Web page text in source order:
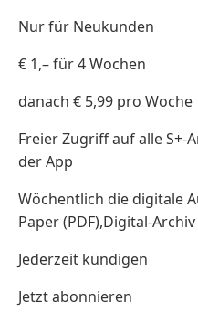
Nur für Neukunden
€ 1,– für 4 Wochen
danach € 5,99 pro Woche
Freier Zugriff auf alle S+-
der App
Wöchentlich die digitale
Paper (PDF),Digital-
Jederzeit kündigen
Jetzt abonnieren